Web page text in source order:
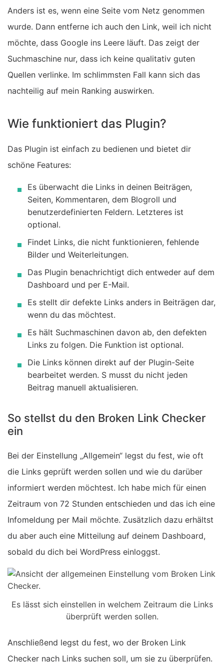
Anders ist es, wenn eine Seite vom Netz genommen
wurde. Dann entferne ich auch den Link, weil ich nicht
möchte, dass Google ins Leere läuft. Das zeigt der
Suchmaschine nur, dass ich keine qualitativ guten
Quellen verlinke. Im schlimmsten Fall kann sich das
nachteilig auf mein Ranking auswirken.
Wie funktioniert das Plugin?
Das Plugin ist einfach zu bedienen und bietet dir
schöne Features:
Es überwacht die Links in deinen Beiträgen,
Seiten, Kommentaren, dem Blogroll und
benutzerdefinierten Feldern. Letzteres ist
optional.
Findet Links, die nicht funktionieren, fehlende
Bilder und Weiterleitungen.
Das Plugin benachrichtigt dich entweder auf dem
Dashboard und per E-Mail.
Es stellt dir defekte Links anders in Beiträgen dar,
wenn du das möchtest.
Es hält Suchmaschinen davon ab, den defekten
Links zu folgen. Die Funktion ist optional.
Die Links können direkt auf der Plugin-Seite
bearbeitet werden. S musst du nicht jeden
Beitrag manuell aktualisieren.
So stellst du den Broken Link Checker
ein
Bei der Einstellung „Allgemein“ legst du fest, wie oft
die Links geprüft werden sollen und wie du darüber
informiert werden möchtest. Ich habe mich für einen
Zeitraum von 72 Stunden entschieden und das ich eine
Infomeldung per Mail möchte. Zusätzlich dazu erhältst
du aber auch eine Mitteilung auf deinem Dashboard,
sobald du dich bei WordPress einloggst.
Es lässt sich einstellen in welchem Zeitraum die Links
überprüft werden sollen.
Anschließend legst du fest, wo der Broken Link
Checker nach Links suchen soll, um sie zu überprüfen.